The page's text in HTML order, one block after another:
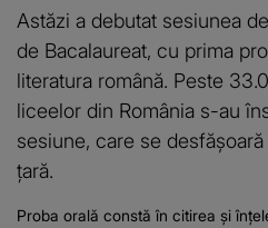
Astăzi a debutat sesiunea
de Bacalaureat, cu prima
literatura română. Peste
liceelor din România s-au
sesiune, care se
țară.
Proba orală constă în citirea și